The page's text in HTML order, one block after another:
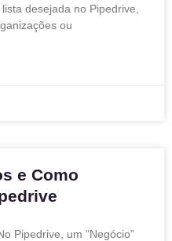
desejada no Pipedrive,
ou
e Como
Pipedrive, um “Negócio”